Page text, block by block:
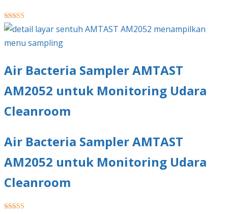
★★★★★
Air Bacteria Sampler AMTAST
AM2052 untuk Monitoring Udara
Cleanroom
Air Bacteria Sampler AMTAST
AM2052 untuk Monitoring Udara
Cleanroom